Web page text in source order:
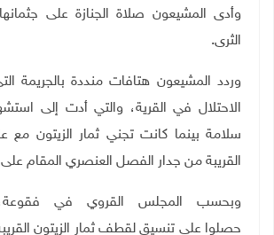
وأدى المشيعون صلاة الجنازة على
الثرى.
وردد المشيعون هتافات منددة بالجريمة
الاحتلال في القرية، والتي أدت إلى
سلامة بينما كانت تجني ثمار الزيتون مع
القريبة من جدار الفصل العنصري المقام
وبحسب المجلس القروي في فقوعة،
حصلوا على تنسيق لقطف ثمار الزيتون